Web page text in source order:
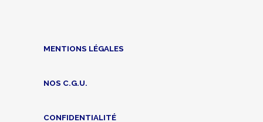
MENTIONS LÉGALES
NOS C.G.U.
CONFIDENTIALITÉ